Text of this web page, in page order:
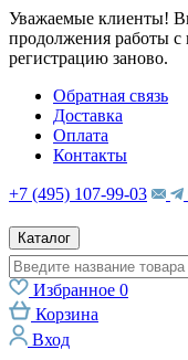
Уважаемые клиенты!
продолжения работы
регистрацию заново.
Обратная связь
Доставка
Оплата
Контакты
+7 (495) 107-99-03
Каталог
Избранное 0
Корзина
Вход